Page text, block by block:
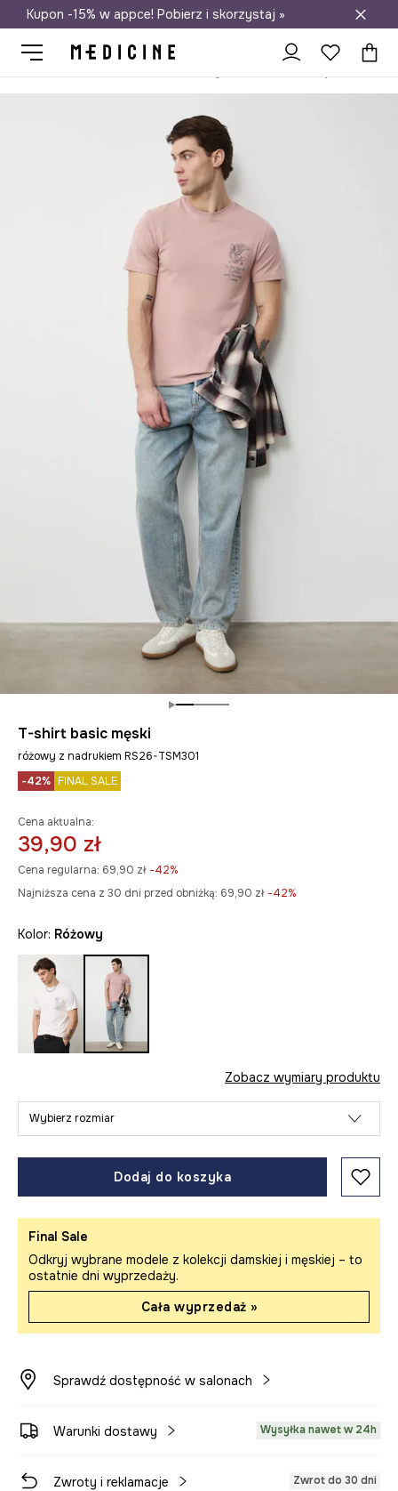
Darmowa dostawa do salonów
Kupon -15% w appce! Pobierz i skorzystaj »
T-shirt basic męski
różowy z nadrukiem RS26-TSM301
-42% FINAL SALE
Cena aktualna:
39,90 zł
Cena regularna: 69,90 zł -42%
Najniższa cena z 30 dni przed obniżką: 69,90 zł -42%
Kolor: różowy
Zobacz wymiary produktu
Wybierz rozmiar
Dodaj do koszyka
Final Sale
Odkryj wybrane modele z kolekcji damskiej i męskiej – to
ostatnie dni wyprzedaży.
Cała wyprzedaż »
Sprawdź dostępność w salonach
Warunki dostawy Wysyłka nawet w 24h
Zwroty i reklamacje Zwrot do 30 dni